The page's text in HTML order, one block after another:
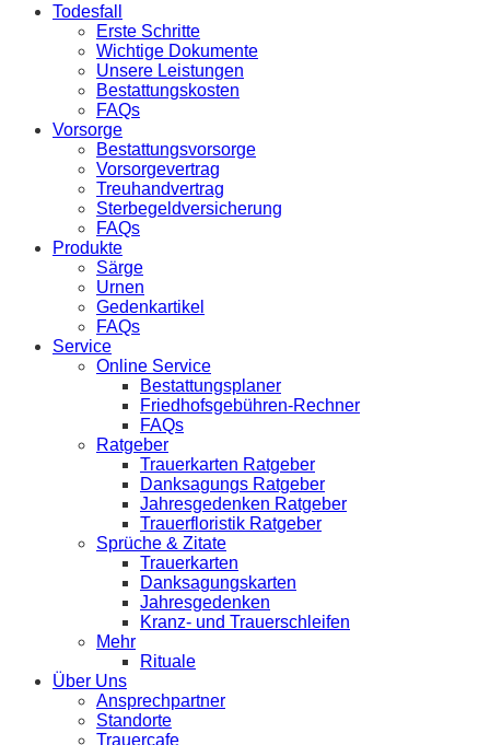
Todesfall
Erste Schritte
Wichtige Dokumente
Unsere Leistungen
Bestattungskosten
FAQs
Vorsorge
Bestattungsvorsorge
Vorsorgevertrag
Treuhandvertrag
Sterbegeldversicherung
FAQs
Produkte
Särge
Urnen
Gedenkartikel
FAQs
Service
Online Service
Bestattungsplaner
Friedhofsgebühren-Rechner
FAQs
Ratgeber
Trauerkarten Ratgeber
Danksagungs Ratgeber
Jahresgedenken Ratgeber
Trauerfloristik Ratgeber
Sprüche & Zitate
Trauerkarten
Danksagungskarten
Jahresgedenken
Kranz- und Trauerschleifen
Mehr
Rituale
Über Uns
Ansprechpartner
Standorte
Trauercafe